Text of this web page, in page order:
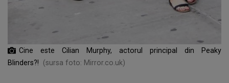
Cine este Cilian Murphy, actorul principal din Peaky
Blinders?!
(sursa foto: Mirror.co.uk)